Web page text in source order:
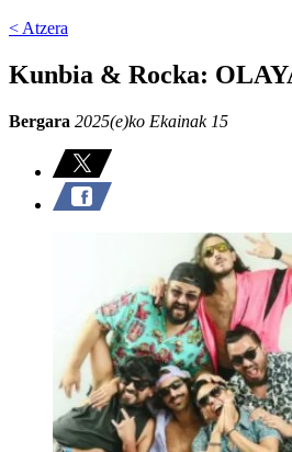
< Atzera
Kunbia & Rocka:
Bergara 2025(e)ko Ekainak 15